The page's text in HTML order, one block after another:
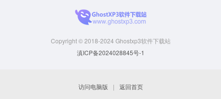
Copyright © 2018-2024 Ghostxp3软件下载站
滇ICP备2024028845号-1
访问电脑版 | 返回首页